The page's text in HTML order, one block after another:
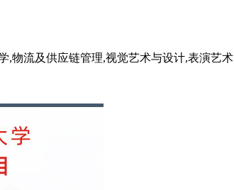
,物流及供应链管理,视觉艺术与设计,表演艺术